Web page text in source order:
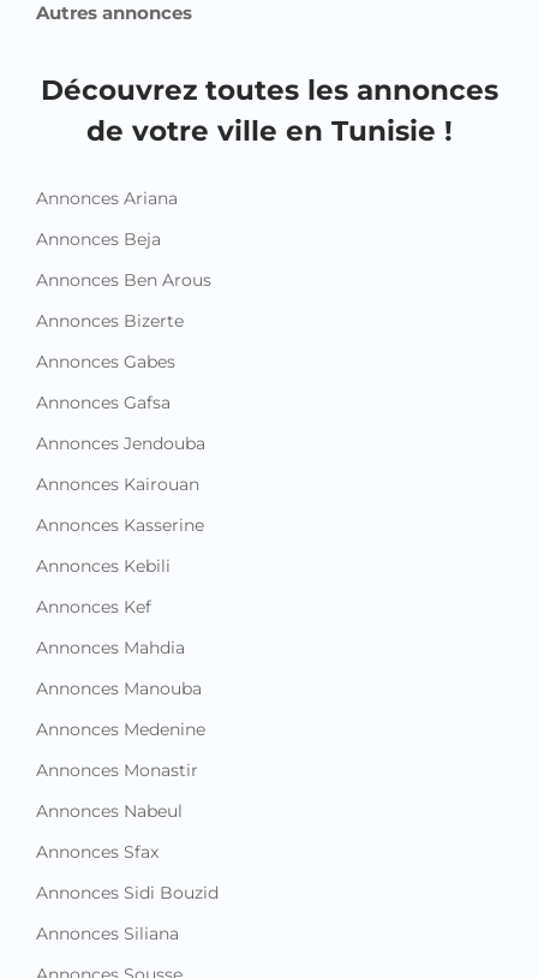
Autres annonces
Découvrez toutes les annonces
de votre ville en Tunisie !
Annonces Ariana
Annonces Beja
Annonces Ben Arous
Annonces Bizerte
Annonces Gabes
Annonces Gafsa
Annonces Jendouba
Annonces Kairouan
Annonces Kasserine
Annonces Kebili
Annonces Kef
Annonces Mahdia
Annonces Manouba
Annonces Medenine
Annonces Monastir
Annonces Nabeul
Annonces Sfax
Annonces Sidi Bouzid
Annonces Siliana